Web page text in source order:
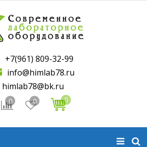
+7(961) 809-32-99
info@himlab78.ru
himlab78@bk.ru
0 0 0